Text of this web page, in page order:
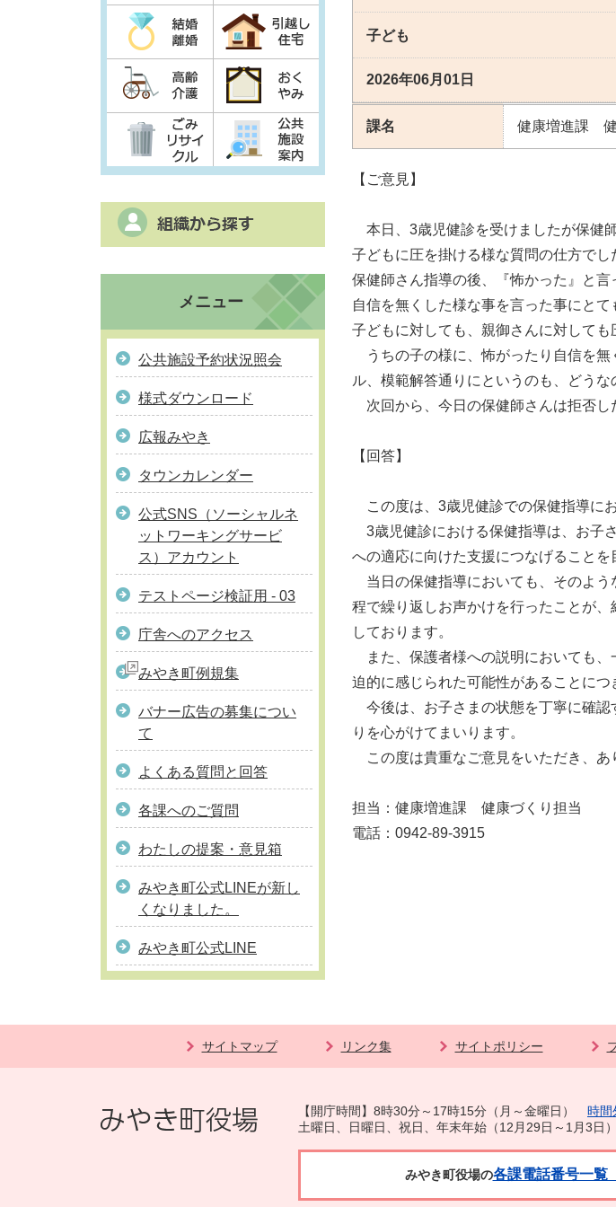
メニュー
公共施設予約状況照会
様式ダウンロード
広報みやき
タウンカレンダー
公式SNS（ソーシャルネ
ットワーキングサービ
ス）アカウント
テストページ検証用 - 03
庁舎へのアクセス
みやき町例規集
バナー広告の募集につい
て
よくある質問と回答
各課へのご質問
わたしの提案・意見箱
みやき町公式LINEが新し
くなりました。
みやき町公式LINE
子ども
2026年06月01日
課名 健康増進課
【ご意見】
本日、3歳児健診を受けましたが保健
子どもに圧を掛ける様な質問の仕方でし
保健師さん指導の後、『怖かった』と
自信を無くした様な事を言った事にとて
子どもに対しても、親御さんに対して
うちの子の様に、怖がったり自信を無
ル、模範解答通りにというのも、どうな
次回から、今日の保健師さんは拒否し
【回答】
この度は、3歳児健診での保健指導に
3歳児健診における保健指導は、お子
への適応に向けた支援につなげることを
当日の保健指導においても、そのよう
程で繰り返しお声かけを行ったことが
しております。
また、保護者様への説明においても、
迫的に感じられた可能性があることにつ
今後は、お子さまの状態を丁寧に確認
りを心がけてまいります。
この度は貴重なご意見をいただき、あ
担当：健康増進課 健康づくり担当
電話：0942-89-3915
サイトマップ リンク集 サイトポリシー
【開庁時間】8時30分～17時15分（月～金曜日） 時間
土曜日、日曜日、祝日、年末年始（12月29日～1月3日
みやき町役場の各課電話番号一覧